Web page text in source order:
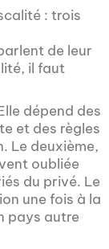
: trois
de leur
il faut
dépend des
et des règles
Le deuxième,
oubliée
du privé. Le
une fois à la
pays autre